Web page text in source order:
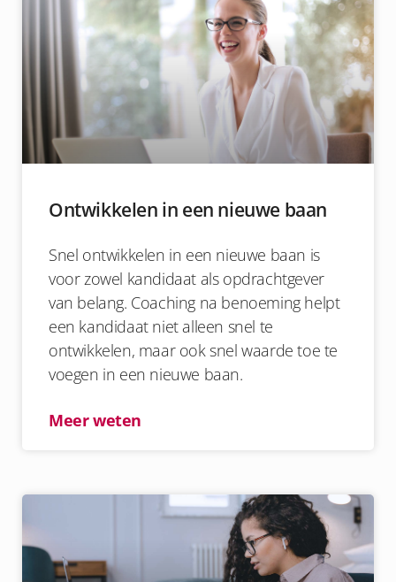
Ontwikkelen in een nieuwe baan
Snel ontwikkelen in een nieuwe baan is
voor zowel kandidaat als opdrachtgever
van belang. Coaching na benoeming helpt
een kandidaat niet alleen snel te
ontwikkelen, maar ook snel waarde toe te
voegen in een nieuwe baan.
Meer weten